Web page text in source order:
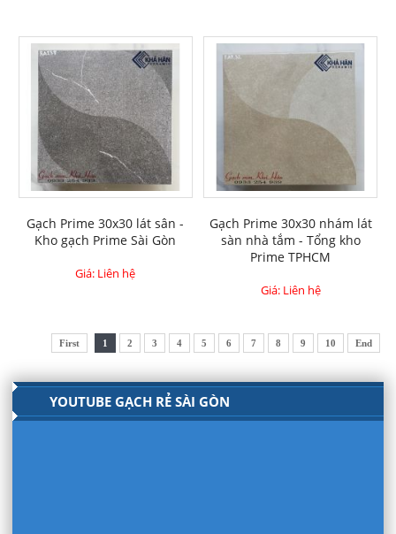
Gạch Prime 30x30 lát sân -
Kho gạch Prime Sài Gòn
Giá: Liên hệ
Gạch Prime 30x30 nhám lát
sàn nhà tắm - Tổng kho
Prime TPHCM
Giá: Liên hệ
First 1 2 3 4 5 6 7 8 9 10 End
YOUTUBE GẠCH RẺ SÀI GÒN